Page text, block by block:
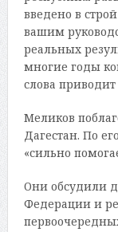
введено в
вашим
реальных
многие годы
слова
Меликов
Дагестан. По
«сильно
Они обсудили
Федерации и